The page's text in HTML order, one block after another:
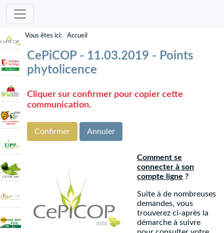
Accueil
CePiCOP - 11.03.2019 - Points
phytolicence
Cliquer sur confirmer pour copier cette
communication.
Confirmer Annuler
Comment se
connecter à son
compte ligne ?
Suite à de nombreuses
demandes, vous
trouverez ci-après la
démarche à suivre